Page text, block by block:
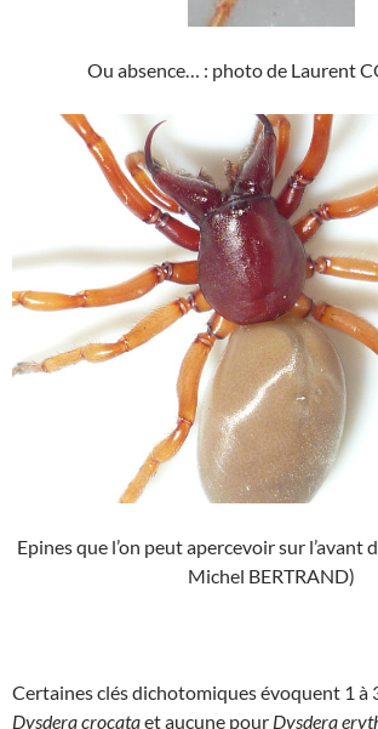
Ou absence… : photo de Laurent
Epines que l’on peut apercevoir sur l’avant
Michel BERTRAND)
Certaines clés dichotomiques évoquent 1 à
Dysdera crocataet aucune pour Dysdera